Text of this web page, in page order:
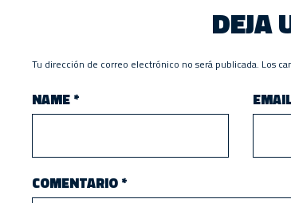
DEJA
Tu dirección de correo electrónico no será publicada. Los
NAME*
COMENTARIO*